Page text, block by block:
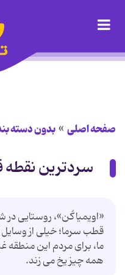
صفحه اصلی بدون دسته
سردترین
«اویمیاکُن»، روستایی
قطب سرما؛ خیلی از وسایل‌
ما، برای مردم این منطقه
همه ‌چیز یخ می ‌زند.